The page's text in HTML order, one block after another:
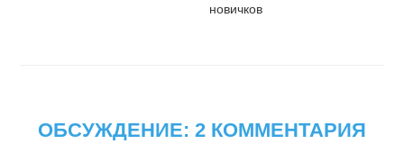
новичков
ОБСУЖДЕНИЕ: 2 КОММЕНТАРИЯ